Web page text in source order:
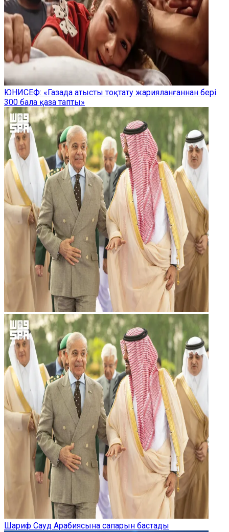
ЮНИСЕФ: «Газада атысты тоқтату жарияланғаннан бері
300 бала қаза тапты»
Шариф Сауд Арабиясына сапарын бастады